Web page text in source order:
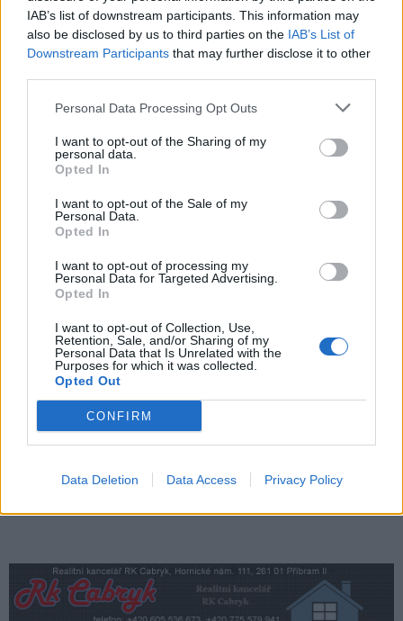
IAB’s list of downstream participants. This information may
also be disclosed by us to third parties on the IAB’s List of
Downstream Participants that may further disclose it to other
Personal Data Processing Opt Outs
I want to opt-out of the Sharing of my
personal data.
Opted In
I want to opt-out of the Sale of my
Personal Data.
Opted In
I want to opt-out of processing my
Personal Data for Targeted Advertising.
Opted In
I want to opt-out of Collection, Use,
Retention, Sale, and/or Sharing of my
Personal Data that Is Unrelated with the
Purposes for which it was collected.
Opted Out
CONFIRM
Data Deletion Data Access Privacy Policy
Historický špejchar ve
Hvožďanech se dnes otevře
veřejnosti
Dobříšská 2. ZŠ má nový pavilon
a jídelnu
SOUVISEJÍCÍ ČLÁNKY
Dnes se v Příbrami otevře výstava
Rovnováha života. Vernisáž nabídne
i hudební a básnický program
Festival hudby na zámku Dobříš sází na
jedinečnou atmosféru. Klasiku propojí
Fesťáczek Presents poprvé míří do
Lesního divadla Skalka. Nabídne hudbu,